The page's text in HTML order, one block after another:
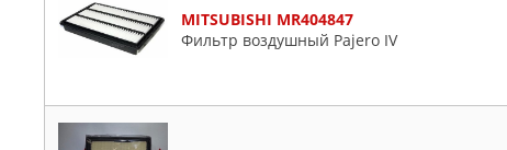
MITSUBISHI MR404847
Фильтр воздушный Pajero IV